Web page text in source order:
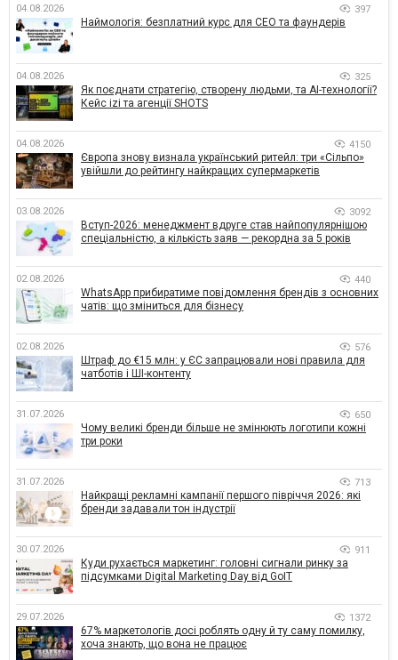
04.08.2026 397
Наймологія: безплатний курс для CEO та фаундерів
04.08.2026 325
Як поєднати стратегію, створену людьми, та AI-технології?
Кейс izi та агенції SHOTS
04.08.2026 4150
Європа знову визнала український ритейл: три «Сільпо»
увійшли до рейтингу найкращих супермаркетів
03.08.2026 3092
Вступ-2026: менеджмент вдруге став найпопулярнішою
спеціальністю, а кількість заяв — рекордна за 5 років
02.08.2026 440
WhatsApp прибиратиме повідомлення брендів з основних
чатів: що зміниться для бізнесу
02.08.2026 576
Штраф до €15 млн: у ЄС запрацювали нові правила для
чатботів і ШІ-контенту
31.07.2026 650
Чому великі бренди більше не змінюють логотипи кожні
три роки
31.07.2026 713
Найкращі рекламні кампанії першого півріччя 2026: які
бренди задавали тон індустрії
30.07.2026 911
Куди рухається маркетинг: головні сигнали ринку за
підсумками Digital Marketing Day від GoIT
29.07.2026 1372
67% маркетологів досі роблять одну й ту саму помилку,
хоча знають, що вона не працює